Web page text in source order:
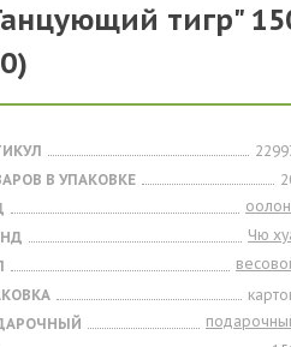
тигр"
В УПАКОВКЕ
Чю